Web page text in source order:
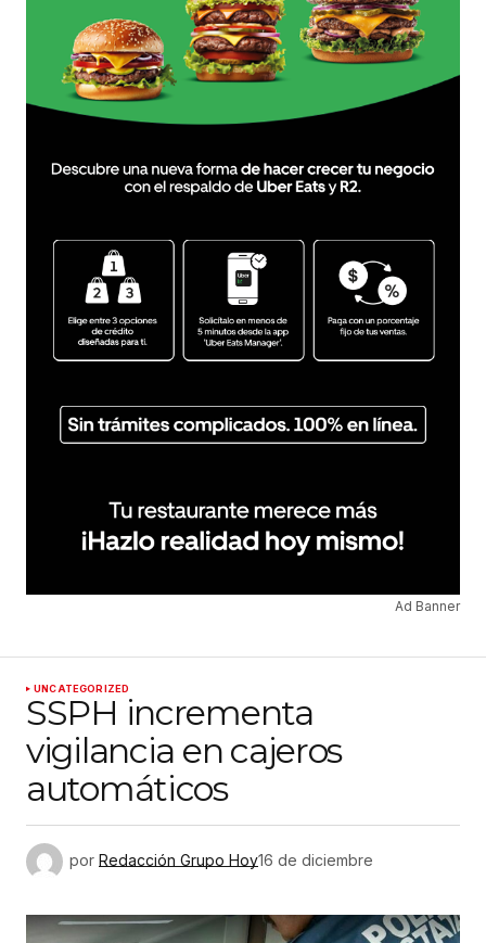
Ad Banner
UNCATEGORIZED
SSPH incrementa
vigilancia en cajeros
automáticos
por Redacción Grupo Hoy16 de diciembre